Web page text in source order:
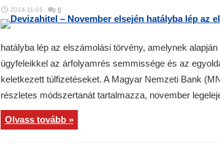
2014-11-01 0
hatályba lép az elszámolási törvény, amelynek
ügyfeleikkel az árfolyamrés semmissége és az
keletkezett túlfizetéseket. A Magyar Nemzeti Bank
részletes módszertanát tartalmazza, november
Olvass tovább »